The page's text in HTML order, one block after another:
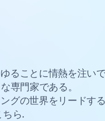
ることに情熱を注い
専門家である。
グの世界をリードす
ら.